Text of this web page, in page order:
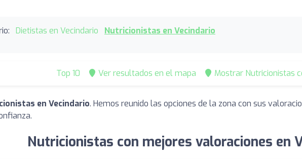
Dietistas en Vecindario Nutricionistas en Vecindario
Top 10 Ver resultados en el mapa Mostrar Nutricionistas
en Vecindario. Hemos reunido las opciones de la zona con sus
Nutricionistas con mejores valoraciones en